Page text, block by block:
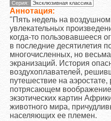
Серия: Эксклюзивная классика
Аннотация:
"Пять недель на
увлекательных
когда-то пользовавшееся
в последние десятилетия
многочисленных, но
экранизаций. История
воздухоплавателей,
путешествие на аэростате,
потрясающем
экзотических картин
животного мира,
населяющих ее племен.